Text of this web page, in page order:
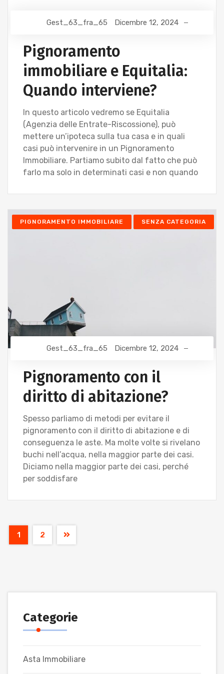
Gest_63_fra_65 Dicembre 12, 2024
Pignoramento
immobiliare e Equitalia:
Quando interviene?
In questo articolo vedremo se Equitalia
(Agenzia delle Entrate-Riscossione), può
mettere un’ipoteca sulla tua casa e in quali
casi può intervenire in un Pignoramento
Immobiliare. Partiamo subito dal fatto che può
farlo ma solo in determinati casi e non quando
PIGNORAMENTO IMMOBILIARE SENZA CATEGORIA
Gest_63_fra_65 Dicembre 12, 2024
Pignoramento con il
diritto di abitazione?
Spesso parliamo di metodi per evitare il
pignoramento con il diritto di abitazione e di
conseguenza le aste. Ma molte volte si rivelano
buchi nell’acqua, nella maggior parte dei casi.
Diciamo nella maggior parte dei casi, perché
per soddisfare
1 2
Categorie
Asta Immobiliare